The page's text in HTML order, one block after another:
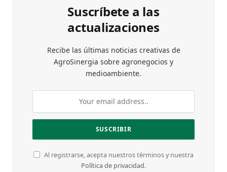
Suscríbete a las
actualizaciones
Recibe las últimas noticias creativas de
AgroSinergia sobre agronegocios y
medioambiente.
Al registrarse, acepta nuestros términos y nuestra
Política de privacidad.